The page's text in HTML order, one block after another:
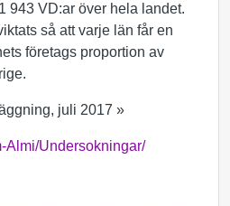
943 VD:ar över hela landet.
så att varje län får en
företags proportion av
juli 2017 »
Almi/Undersokningar/